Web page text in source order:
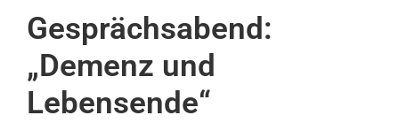
Gesprächsabend:
„Demenz und
Lebensende“